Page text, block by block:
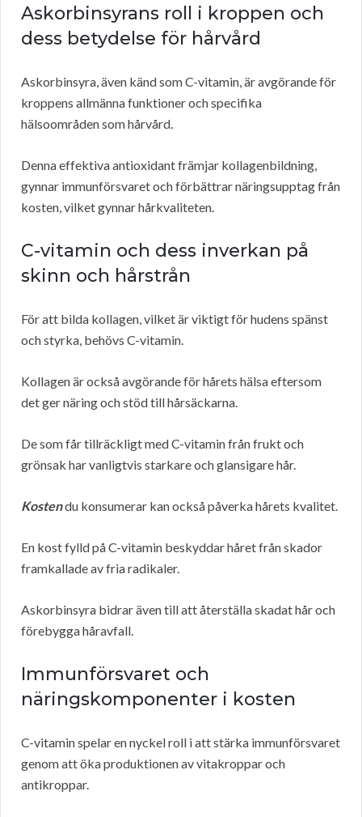
Askorbinsyrans roll i kroppen och
dess betydelse för hårvård
Askorbinsyra, även känd som C-vitamin, är avgörande för
kroppens allmänna funktioner och specifika
hälsoområden som hårvård.
Denna effektiva antioxidant främjar kollagenbildning,
gynnar immunförsvaret och förbättrar näringsupptag från
kosten, vilket gynnar hårkvaliteten.
C-vitamin och dess inverkan på
skinn och hårstrån
För att bilda kollagen, vilket är viktigt för hudens spänst
och styrka, behövs C-vitamin.
Kollagen är också avgörande för hårets hälsa eftersom
det ger näring och stöd till hårsäckarna.
De som får tillräckligt med C-vitamin från frukt och
grönsak har vanligtvis starkare och glansigare hår.
Kostendu konsumerar kan också påverka hårets kvalitet.
En kost fylld på C-vitamin beskyddar håret från skador
framkallade av fria radikaler.
Askorbinsyra bidrar även till att återställa skadat hår och
förebygga håravfall.
Immunförsvaret och
näringskomponenter i kosten
C-vitamin spelar en nyckel roll i att stärka immunförsvaret
genom att öka produktionen av vitakroppar och
antikroppar.